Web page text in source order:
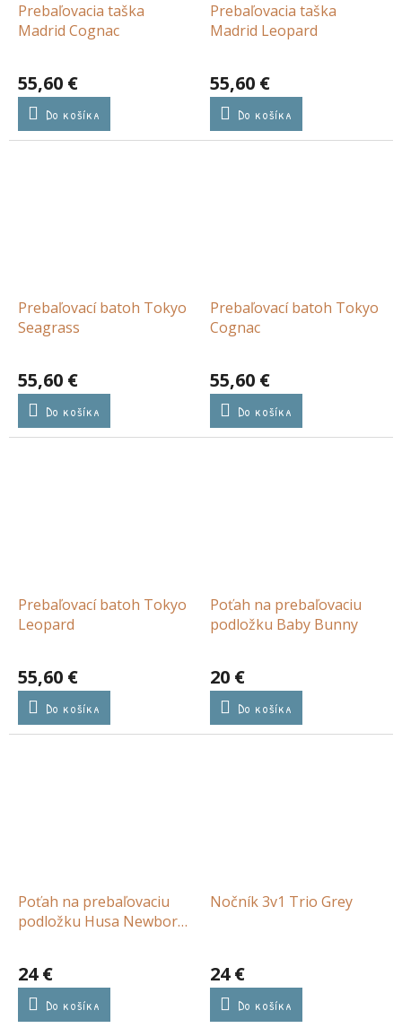
Prebaľovacia taška
Madrid Cognac
55,60 €
Do košíka
Prebaľovacia taška
Madrid Leopard
55,60 €
Do košíka
Prebaľovací batoh Tokyo
Seagrass
55,60 €
Do košíka
Prebaľovací batoh Tokyo
Cognac
55,60 €
Do košíka
Prebaľovací batoh Tokyo
Leopard
55,60 €
Do košíka
Poťah na prebaľovaciu
podložku Baby Bunny
20 €
Do košíka
Poťah na prebaľovaciu
podložku Husa Newborn
24 €
Do košíka
Nočník 3v1 Trio Grey
24 €
Do košíka